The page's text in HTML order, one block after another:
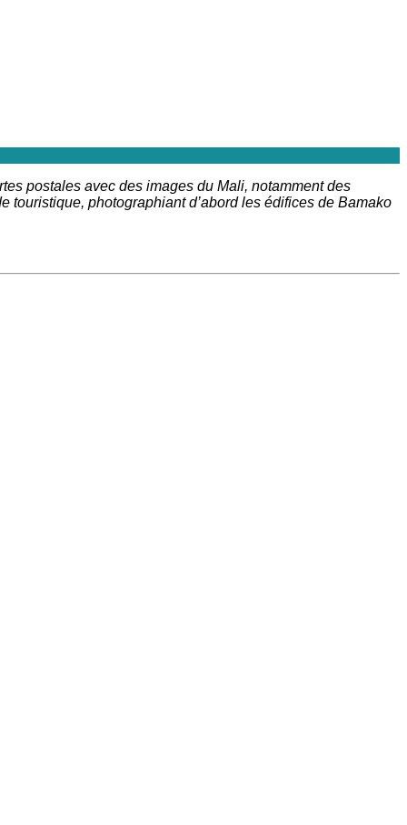
postales avec des images du Mali, notamment des
photographiant d’abord les édifices de Bamako